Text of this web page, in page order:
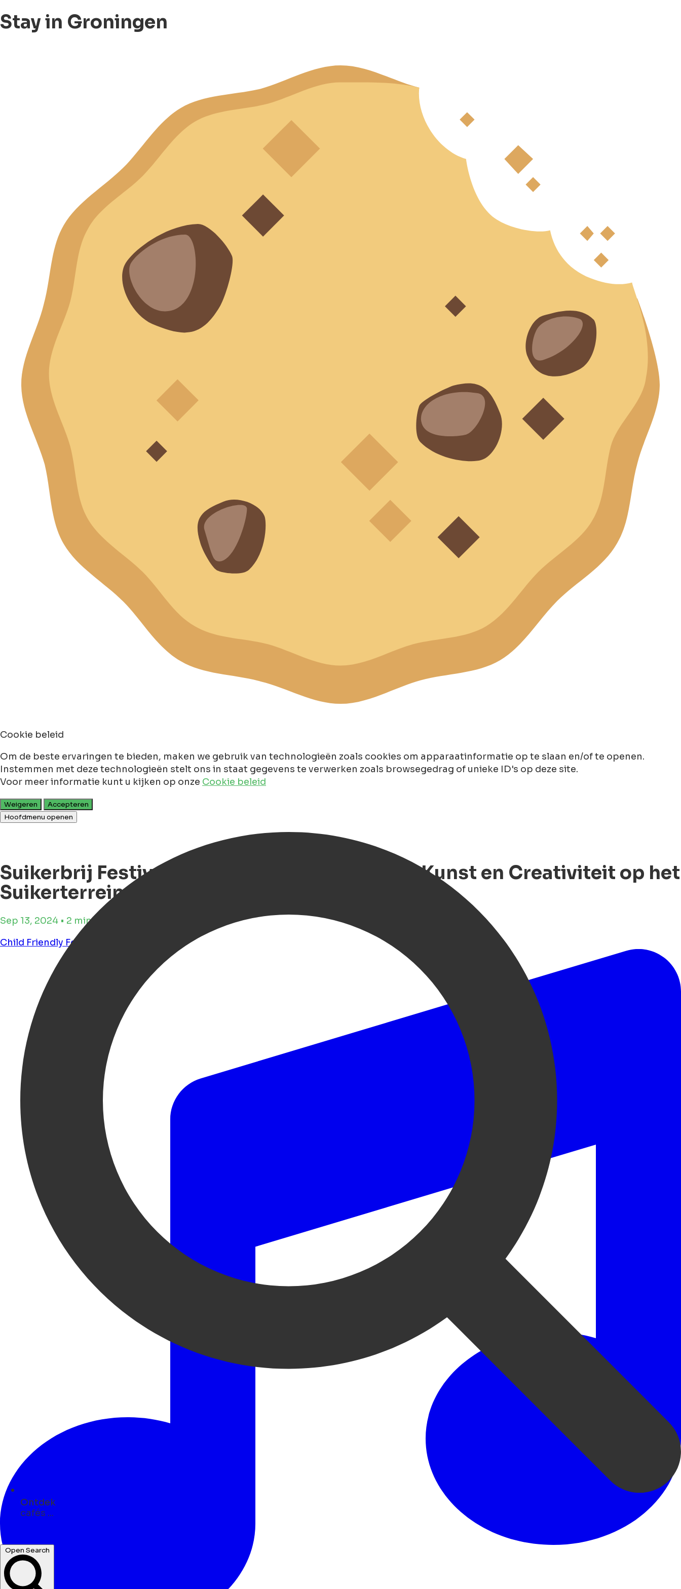
Stay in Groningen
Cookie beleid
Om de beste ervaringen te bieden, maken we gebruik van technologieën zoals cookies om apparaatinformatie op te slaan en/of te openen.
Instemmen met deze technologieën stelt ons in staat gegevens te verwerken zoals browsegedrag of unieke ID's op deze site.
Voor meer informatie kunt u kijken op onze Cookie beleid
Weigeren
Accepteren
Hoofdmenu openen
Ontdek
parken ...
Open Search
Suikerbrij Festival 2024: Een Dag Vol Muziek, Kunst en Creativiteit op het
Suikerterrein in Groningen
Sep 13, 2024 • 2 minuten leestijd
Child Friendly Food